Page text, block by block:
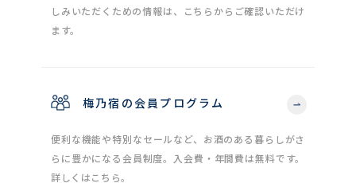
しみいただくための情報は、こちらからご確認いただけ
ます。
梅乃宿の会員プログラム
便利な機能や特別なセールなど、お酒のある暮らしがさ
らに豊かになる会員制度。入会費・年間費は無料です。
詳しくはこちら。